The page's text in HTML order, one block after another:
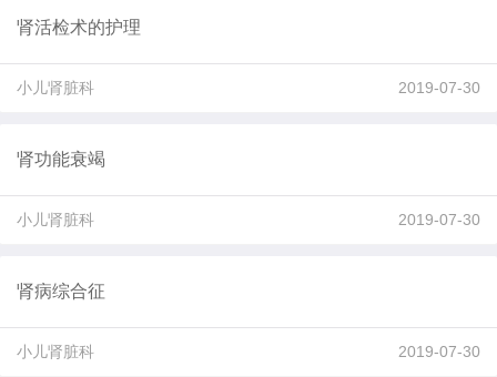
肾活检术的护理
小儿肾脏科 2019-07-30
肾功能衰竭
小儿肾脏科 2019-07-30
肾病综合征
小儿肾脏科 2019-07-30